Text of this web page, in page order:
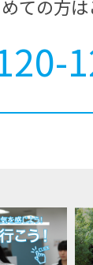
ての方